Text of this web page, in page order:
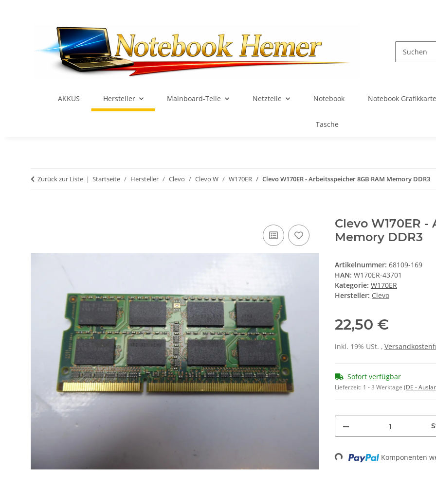
AKKUS Hersteller Mainboard-Teile Netzteile Notebook Notebook
Tasche
Zurück zur Liste Startseite Hersteller Clevo Clevo W W170ER Clevo W170ER - Arbeitsspeicher 8GB RAM Memory DDR3
Clevo W170ER
Memory DDR3
Artikelnummer: 68109-169
HAN: W170ER-43701
Kategorie: W170ER
Hersteller: Clevo
22,50 €
inkl. 19% USt. ,
Sofort verfügbar
Lieferzeit: 1 - 3 Werktage (DE -
Loading... Komponenten